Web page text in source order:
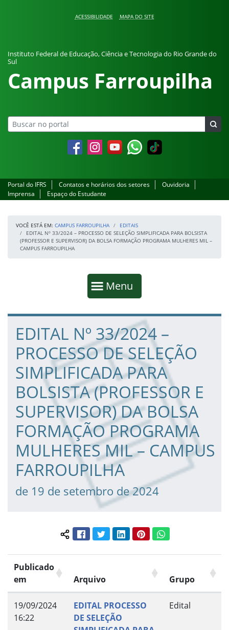
ACESSIBILIDADE MAPA DO SITE
Instituto Federal de Educação, Ciência e Tecnologia do Rio Grande do
Sul
Campus Farroupilha
FacebookInstagramYouTubeWhatsapp
Portal do IFRS Contatos e horários dos setores
Ouvidoria
Imprensa
Espaço do Estudante
VOCÊ ESTÁ EM: CAMPUS FARROUPILHA
EDITAIS
EDITAL Nº 33/2024 – PROCESSO DE SELEÇÃO SIMPLIFICADA PARA BOLSISTA
(PROFESSOR E SUPERVISOR) DA BOLSA FORMAÇÃO PROGRAMA MULHERES MIL –
CAMPUS FARROUPILHA
Mostrar
Menu
Fim da navegação
Início do conteúdo
EDITAL Nº 33/2024 –
PROCESSO DE SELEÇÃO
SIMPLIFICADA PARA
BOLSISTA (PROFESSOR E
SUPERVISOR) DA BOLSA
FORMAÇÃO PROGRAMA
MULHERES MIL – CAMPUS
FARROUPILHA
de 19 de setembro de 2024
Compartilhar conteúdo:
FacebookTwitterLinkedInPinterestWhatsApp
Publicado
em
Arquivo Grupo
19/09/2024
16:22
EDITAL PROCESSO
DE SELEÇÃO
Edital